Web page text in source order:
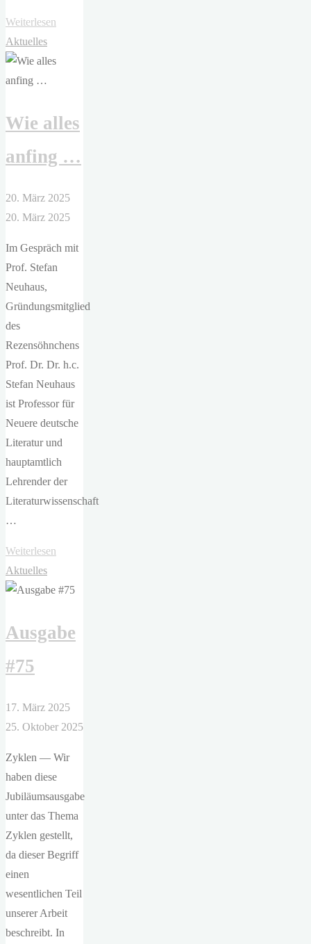
Weiterlesen
Theater
und
Aktuelles
Wie alles
anfing …
20. März 2025
20. März 2025
Im Gespräch mit
Prof. Stefan
Neuhaus,
Gründungsmitglied
des
Rezensöhnchens
Prof. Dr. Dr. h.c.
Stefan Neuhaus
ist Professor für
Neuere deutsche
Literatur und
hauptamtlich
Lehrender der
Literaturwissenschaft
…
Weiterlesen
anfing
Aktuelles
Ausgabe
#75
17. März 2025
25. Oktober 2025
Zyklen — Wir
haben diese
Jubiläumsausgabe
unter das Thema
Zyklen gestellt,
da dieser Begriff
einen
wesentlichen Teil
unserer Arbeit
beschreibt. In